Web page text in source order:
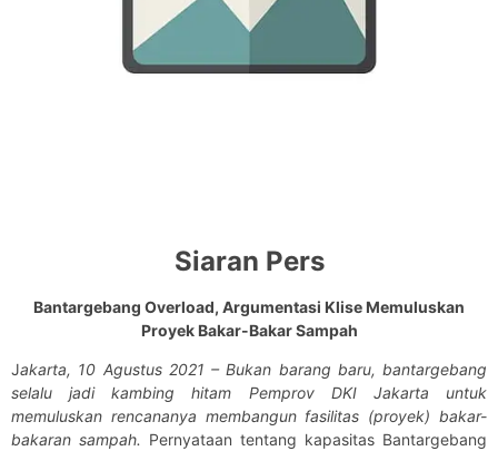
Siaran Pers
Bantargebang Overload, Argumentasi Klise Memuluskan
Proyek Bakar-Bakar Sampah
Jakarta, 10 Agustus 2021 – Bukan barang baru, bantargebang
selalu jadi kambing hitam Pemprov DKI Jakarta untuk
memuluskan rencananya membangun fasilitas (proyek) bakar-
bakaran sampah. Pernyataan tentang kapasitas Bantargebang